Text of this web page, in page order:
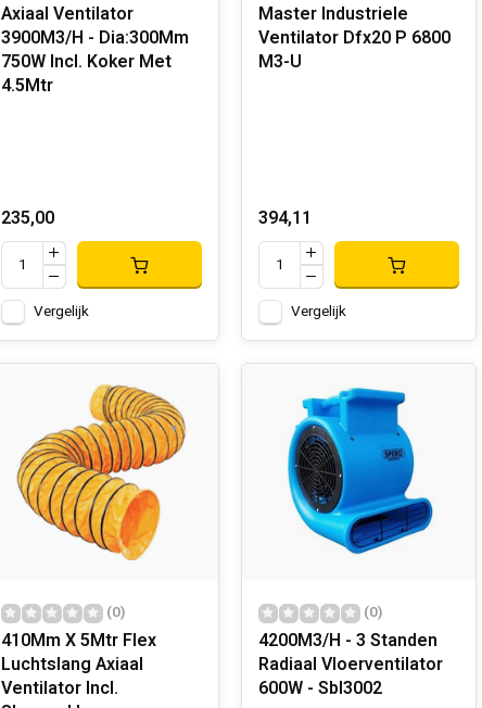
Axiaal Ventilator
3900M3/H - Dia:300Mm
750W Incl. Koker Met
4.5Mtr
235,00
Vergelijk
Master Industriele
Ventilator Dfx20 P 6800
M3-U
394,11
Vergelijk
(0)
410Mm X 5Mtr Flex
Luchtslang Axiaal
Ventilator Incl.
(0)
4200M3/H - 3 Standen
Radiaal Vloerventilator
600W - Sbl3002